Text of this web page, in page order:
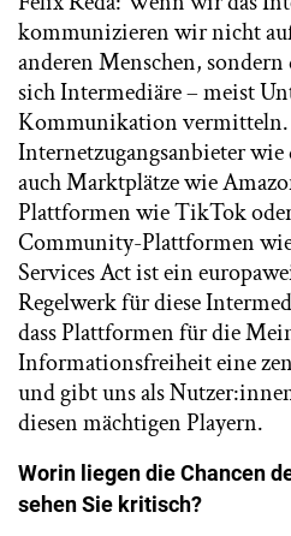
kommunizieren wir nicht
anderen Menschen,
sich Intermediäre – meist
Kommunikation vermitteln.
Internetzugangsanbieter
auch Marktplätze wie
Plattformen wie TikTok
Community-Plattformen
Services Act ist ein
Regelwerk für diese
dass Plattformen für die
Informationsfreiheit eine
und gibt uns als
diesen mächtigen Playern.
Worin liegen die Chancen
sehen Sie kritisch?